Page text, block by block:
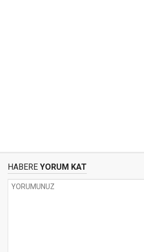
HABERE YORUM KAT